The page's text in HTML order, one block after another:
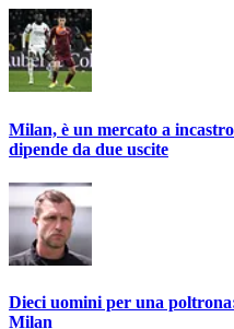
Milan, è un mercato a
dipende da due uscite
Dieci uomini per una
Milan